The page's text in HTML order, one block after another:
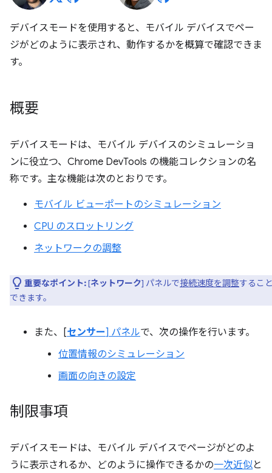
デバイスモードを使用すると、モバイル デバイスでペー
ジがどのように表示され、動作するかを概算で確認できま
す。
概要
デバイスモードは、モバイル デバイスのシミュレーショ
ンに役立つ、Chrome DevTools の機能コレクションの名
称です。主な機能は次のとおりです。
モバイル ビューポートのシミュレーション
CPU のスロットリング
ネットワークの調整
重要なポイント:[ネットワーク] パネルで接続速度を調整するこ
できます。
また、[センサー] パネルで、次の操作を行います。
位置情報のシミュレーション
画面の向きの設定
制限事項
デバイスモードは、モバイル デバイスでページがどのよ
うに表示されるか、どのように操作できるかの一次近似と